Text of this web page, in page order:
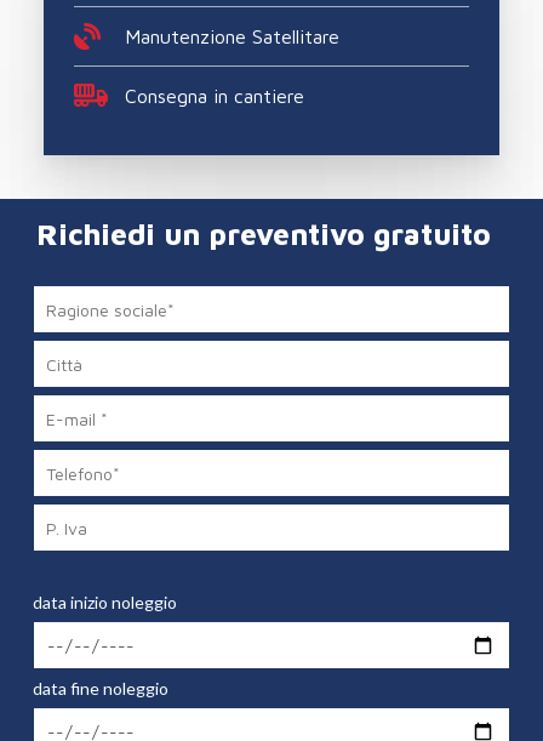
Manutenzione Satellitare
Consegna in cantiere
Richiedi un preventivo gratuito
data inizio noleggio
data fine noleggio